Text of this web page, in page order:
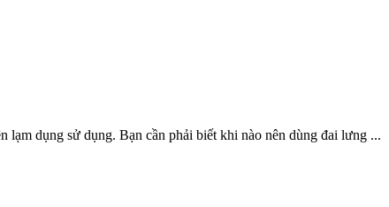
dụng sử dụng. Bạn cần phải biết khi nào nên dùng đai lưng ...